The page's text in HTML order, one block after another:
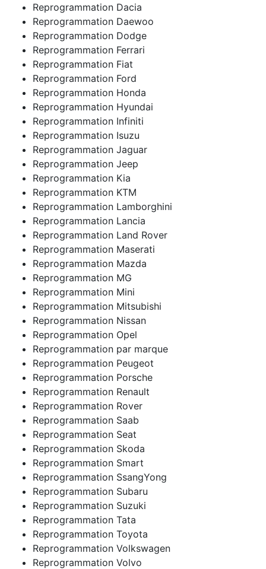
Reprogrammation Dacia
Reprogrammation Daewoo
Reprogrammation Dodge
Reprogrammation Ferrari
Reprogrammation Fiat
Reprogrammation Ford
Reprogrammation Honda
Reprogrammation Hyundai
Reprogrammation Infiniti
Reprogrammation Isuzu
Reprogrammation Jaguar
Reprogrammation Jeep
Reprogrammation Kia
Reprogrammation KTM
Reprogrammation Lamborghini
Reprogrammation Lancia
Reprogrammation Land Rover
Reprogrammation Maserati
Reprogrammation Mazda
Reprogrammation MG
Reprogrammation Mini
Reprogrammation Mitsubishi
Reprogrammation Nissan
Reprogrammation Opel
Reprogrammation par marque
Reprogrammation Peugeot
Reprogrammation Porsche
Reprogrammation Renault
Reprogrammation Rover
Reprogrammation Saab
Reprogrammation Seat
Reprogrammation Skoda
Reprogrammation Smart
Reprogrammation SsangYong
Reprogrammation Subaru
Reprogrammation Suzuki
Reprogrammation Tata
Reprogrammation Toyota
Reprogrammation Volkswagen
Reprogrammation Volvo